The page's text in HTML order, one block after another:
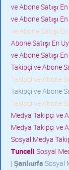
ve Abone Satışı
ve Abone Satışı
ve Abone Satışı
Abone Satışı En
ve Abone Satışı
Takipçi ve Abone
Takipçi ve Abone
Takipçi ve Abone
Takipçi ve Abone
Medya Takipçi ve
Medya Takipçi ve
Sosyal Medya
Tunceli Sosyal
| Şanlıurfa Sosyal